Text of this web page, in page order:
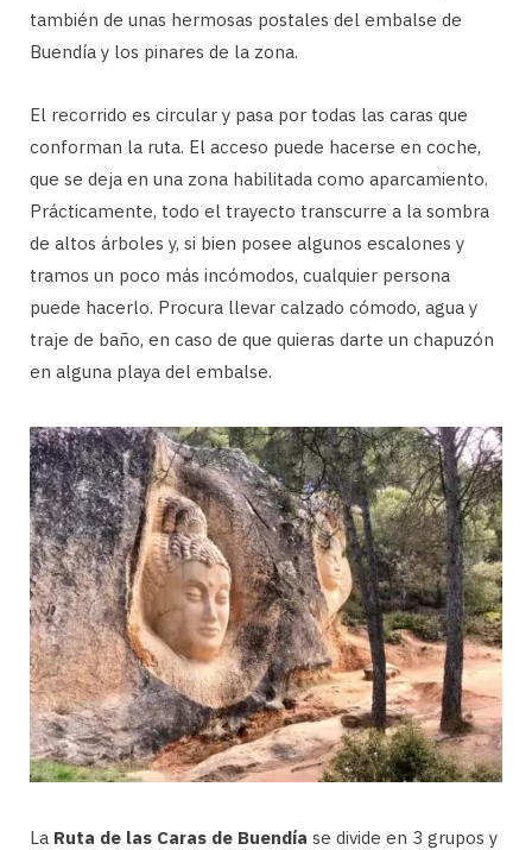
también de unas hermosas postales del embalse de
Buendía y los pinares de la zona.
El recorrido es circular y pasa por todas las caras que
conforman la ruta. El acceso puede hacerse en coche,
que se deja en una zona habilitada como aparcamiento.
Prácticamente, todo el trayecto transcurre a la sombra
de altos árboles y, si bien posee algunos escalones y
tramos un poco más incómodos, cualquier persona
puede hacerlo. Procura llevar calzado cómodo, agua y
traje de baño, en caso de que quieras darte un chapuzón
en alguna playa del embalse.
La Ruta de las Caras de Buendía se divide en 3 grupos y